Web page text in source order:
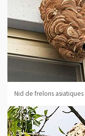
Nid de frelons asiatiques